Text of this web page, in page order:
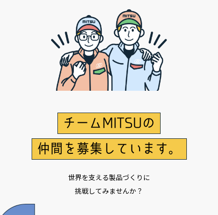
チームMITSUの
仲間を募集しています。
世界を支える製品づくりに
挑戦してみませんか？